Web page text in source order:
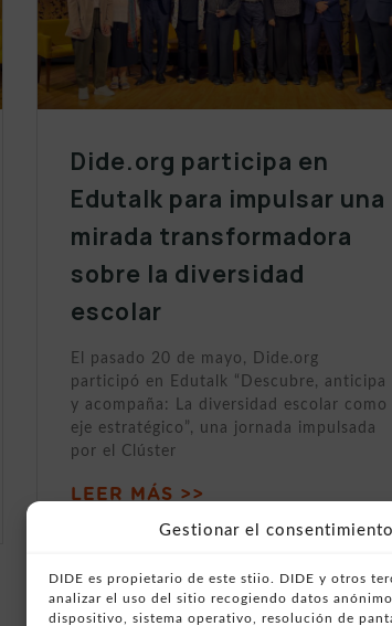
Gestionar el
DIDE es propietario de este stiio. DIDE y otros
analizar el uso del sitio recogiendo datos
dispositivo, sistema operativo, resolución de
Dide.org participa en
Edutalk para impulsar una
mirada transformadora
sobre la diversidad
escolar
El pasado 20 de mayo, Dide.org
participó en Edutalk “Descubre, anticipa
y acompaña: La diversidad escolar como
eje estratégico”, una jornada impulsada
por el Clúster
LEER MÁS >>